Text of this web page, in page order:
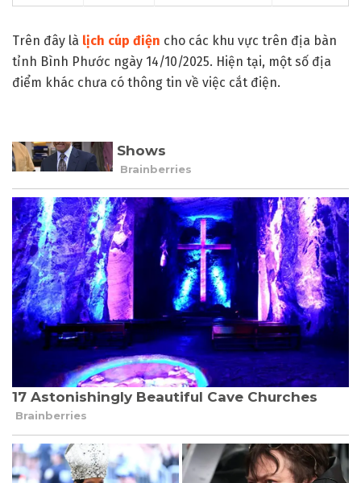
Trên đây là lịch cúp điện cho các khu vực trên địa bàn
tỉnh Bình Phước ngày 14/10/2025. Hiện tại, một số địa
điểm khác chưa có thông tin về việc cắt điện.